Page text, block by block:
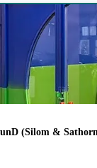
(Silom &